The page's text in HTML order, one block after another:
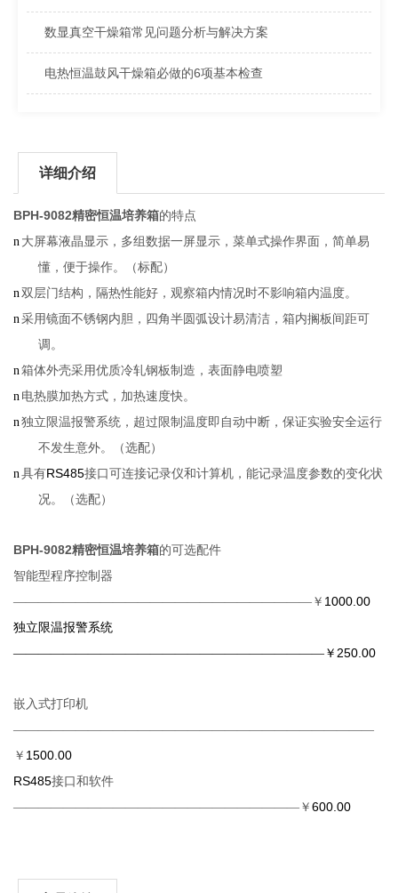
数显真空干燥箱常见问题分析与解决方案
电热恒温鼓风干燥箱必做的6项基本检查
详细介绍
BPH-9082精密恒温培养箱的特点
n 大屏幕液晶显示，多组数据一屏显示，菜单式操作界面，简单易
懂，便于操作。（标配）
n 双层门结构，隔热性能好，观察箱内情况时不影响箱内温度。
n 采用镜面不锈钢内胆，四角半圆弧设计易清洁，箱内搁板间距可
调。
n 箱体外壳采用优质冷轧钢板制造，表面静电喷塑
n 电热膜加热方式，加热速度快。
n 独立限温报警系统，超过限制温度即自动中断，保证实验安全运行
不发生意外。（选配）
n 具有RS485接口可连接记录仪和计算机，能记录温度参数的变化状
况。（选配）
BPH-9082精密恒温培养箱的可选配件
智能型程序控制器
————————————————————————￥ 1000.00
独立限温报警系统
—————————————————————————￥ 250.00
嵌入式打印机
—————————————————————————————
￥ 1500.00
RS485接口和软件
———————————————————————￥600.00